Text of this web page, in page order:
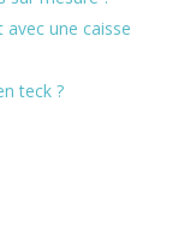
une caisse
teck ?